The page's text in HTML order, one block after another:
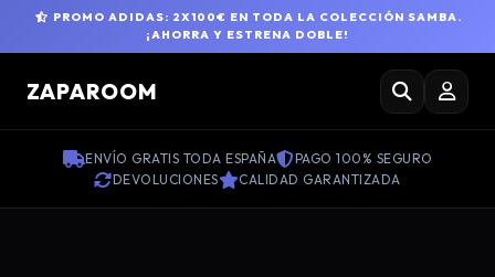
PROMO ADIDAS: 2X100€ EN TODA LA COLECCIÓN SAMBA.
¡AHORRA Y ESTRENA DOBLE!
ZAPAROOM
ENVÍO GRATIS TODA ESPAÑA
PAGO 100% SEGURO
DEVOLUCIONES
CALIDAD GARANTIZADA